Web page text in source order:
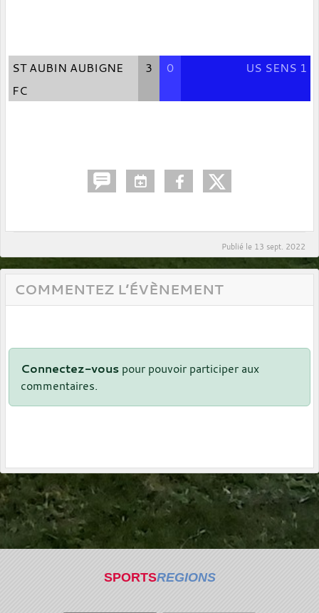
ST AUBIN AUBIGNE
FC
3 0 US SENS 1
Publié le 13 sept. 2022
COMMENTEZ L’ÉVÈNEMENT
Connectez-vous pour pouvoir participer aux
commentaires.
SPORTSREGIONS